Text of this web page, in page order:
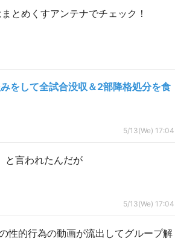
とめくすアンテナでチェック！
をして全試合没収＆2部降格処分を食
5/13(We) 17:04
と言われたんだが
5/13(We) 17:04
性的行為の動画が流出してグループ解